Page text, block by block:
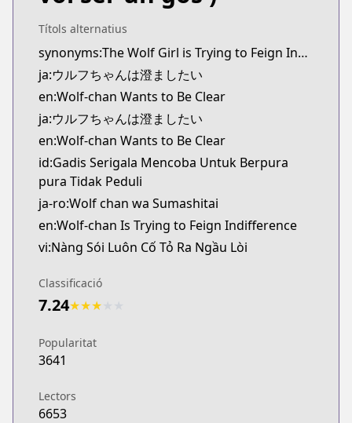
https://kitsu.app/manga/wolf-chan-wa-sumashitai
MangaUpdates
MangaUpdates
https://www.mangaupdates.com/
Book☆Walker
Book☆Walker
https://bookwalker.jp/series/434556/list
YouTube
YouTube
https://www.youtube.com/@wolf_of_straight_face
Nico Nico Seiga
https://seiga.nicovideo.jp/comic/63483
Ganma!
https://ganma.jp/wolfchan
Títols alternatius
synonyms:The Wolf Girl is Trying to Feign Indifference
ja:ウルフちゃんは澄ましたい
en:Wolf-chan Wants to Be Clear
ja:ウルフちゃんは澄ましたい
en:Wolf-chan Wants to Be Clear
id:Gadis Serigala Mencoba Untuk Berpura
pura Tidak Peduli
ja-ro:Wolf chan wa Sumashitai
en:Wolf-chan Is Trying to Feign Indifference
vi:Nàng Sói Luôn Cố Tỏ Ra Ngầu Lòi
Classificació
7.24★★★
Popularitat
3641
Lectors
6653